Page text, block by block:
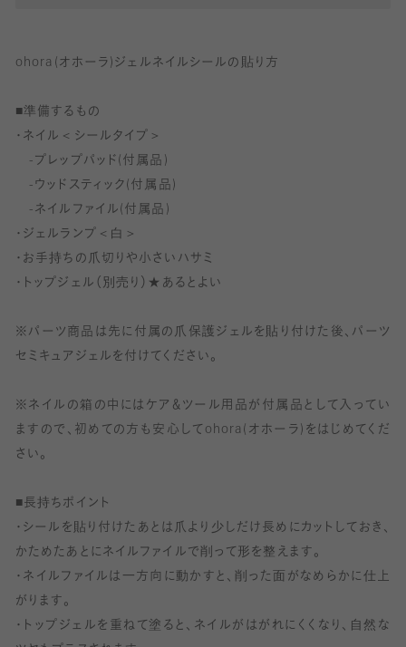
UV LEDジェルランプ、USBケーブル
定格電圧·消費電力:5V/1A、6W
もしくは5V DC/1A、6W
製造国:中国
製造者:E-POWERINTERNATIONAL(HK)LTD
もしくはAIYAPHOTOELE
CTRIC(SZ)TECHNOLOGYLINITED
ジェルネイルシール/ジェルランプは
■ソックス
素材:ナイロン49%、綿45%、
ポリエステル5%、ポリウレタン1%
サイズ:約177×257mm
素材:コットン100%
原産国:中国
※こちらはWEB限定商品です。
ohora(オホーラ)ジェルネイルシールの貼り方
■準備するもの
・ネイル＜シールタイプ＞
-プレップパッド(付属品)
-ウッドスティック(付属品)
-ネイルファイル(付属品)
・ジェルランプ＜白＞
・お手持ちの爪切りや小さいハサミ
・トップジェル（別売り）★あるとよい
※パーツ商品は先に付属の爪保護ジェルを貼り付けた後、パーツ
セミキュアジェルを付けてください。
※ネイルの箱の中にはケア＆ツール用品が付属品として入ってい
ますので、初めての方も安心してohora(オホーラ)をはじめてくだ
さい。
■長持ちポイント
・シールを貼り付けたあとは爪より少しだけ長めにカットしておき、
かためたあとにネイルファイルで削って形を整えます。
・ネイルファイルは一方向に動かすと、削った面がなめらかに仕上
がります。
・トップジェルを重ねて塗ると、ネイルがはがれにくくなり、自然な